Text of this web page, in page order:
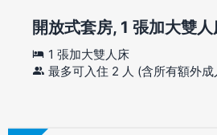
開放式套房, 1 張加大雙
1 張加大雙人床
最多可入住 2 人 (含所有額外成